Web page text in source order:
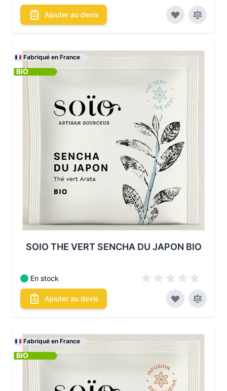
Ajouter au devis
Fabriqué en France
BIO
Les conditionnements disponibles :
SOIO THE VERT SENCHA DU JAPON BIO
En stock
Ajouter au devis
Fabriqué en France
BIO